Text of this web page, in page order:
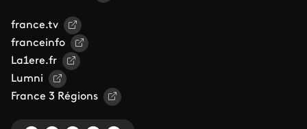
france.tv
franceinfo
La1ere.fr
Lumni
France 3 Régions